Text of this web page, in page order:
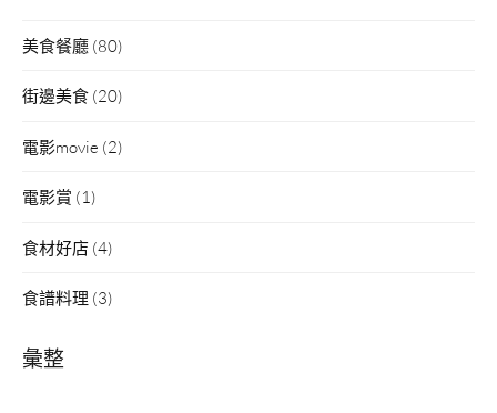
美食餐廳 (80)
街邊美食 (20)
電影movie (2)
電影賞 (1)
食材好店 (4)
食譜料理 (3)
彙整